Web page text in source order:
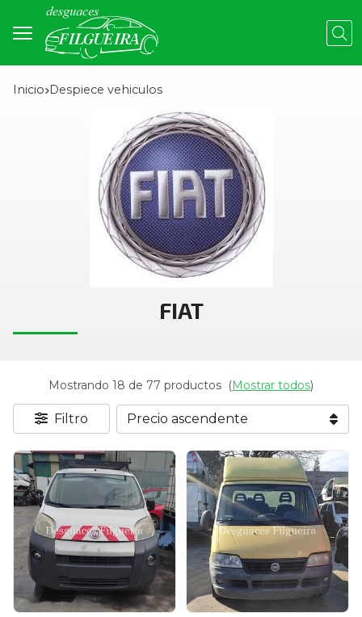
Inicio despiece vehiculos
FIAT
Mostrando 18 de 77 productos (Mostrar todos)
Filtro